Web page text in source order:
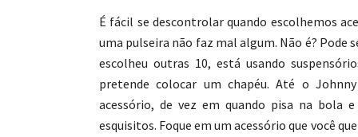
É fácil se descontrolar quando escolhemos
uma pulseira não faz mal algum. Não é? Pode
escolheu outras 10, está usando
pretende colocar um chapéu. Até o
acessório, de vez em quando pisa na bola
esquisitos. Foque em um acessório que você